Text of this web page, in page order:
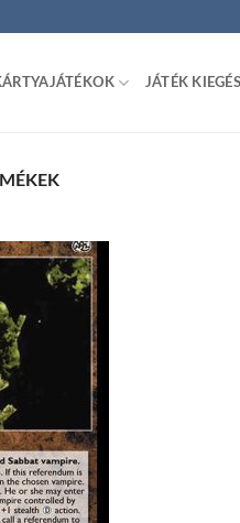
JÁTÉK
Add to